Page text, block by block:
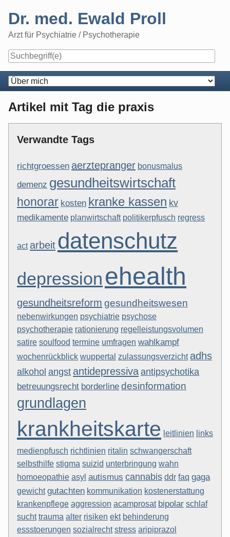
content
Dr. med. Ewald Proll
Arzt für Psychiatrie / Psychotherapie
Navigation
Artikel mit Tag die praxis
Verwandte Tags
richtgroessen aerztepranger bonusmalus
demenz gesundheitswirtschaft
honorar kosten kranke kassen kv
medikamente planwirtschaft politikerpfusch regress
act arbeit datenschutz
depression ehealth
gesundheitsreform gesundheitswesen
nebenwirkungen psychiatrie psychose
psychotherapie rationierung regelleistungsvolumen
satire soulfood termine umfragen wahlkampf
wochenrückblick wuppertal zulassungsverzicht adhs
alkohol angst antidepressiva antipsychotika
betreuungsrecht borderline desinformation
grundlagen
krankheitskarte leitlinien links
medienpfusch richtlinien ritalin schwangerschaft
selbsthilfe stigma suizid unterbringung wahn
homoeopathie asyl autismus cannabis ddr faq gaga
gewicht gutachten kommunikation kostenerstattung
krankenpflege aggression acamprosat bipolar schlaf
sucht trauma alter risiken ekt behinderung
essstoerungen sozialrecht stress aripiprazol